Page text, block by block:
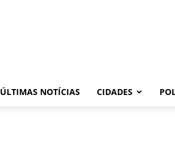
ÚLTIMAS NOTÍCIAS CIDADES